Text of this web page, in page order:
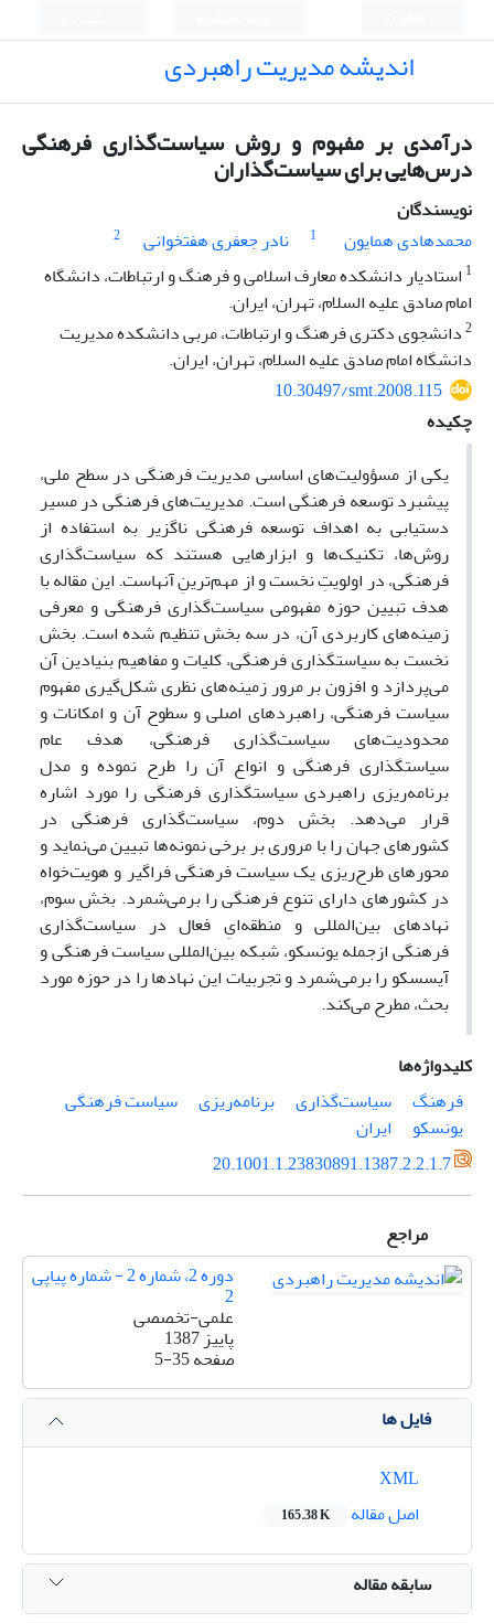
اندیشه مدیریت راهبردی
درآمدی بر مفهوم و روش سیاست‌گذاری فرهنگی
درس‌هایی برای سیاست‌گذاران
نویسندگان
محمدهادی همایون
1 نادر جعفری هفتخوانی
2
1 استادیار دانشکده معارف اسلامی و فرهنگ و ارتباطات، دانشگاه
امام صادق علیه السلام، تهران، ایران.
2دانشجوی دکتری فرهنگ و ارتباطات، مربی دانشکده مدیریت
دانشگاه امام صادق علیه السلام، تهران، ایران.
10.30497/smt.2008.115
چکیده
یکی از مسؤولیت‌های اساسی مدیریت فرهنگی در سطح ملی،
پیشبرد توسعه فرهنگی است. مدیریت‌های فرهنگی در مسیر
دستیابی به اهداف توسعه فرهنگی ناگزیر به استفاده از
روش‌ها، تکنیک‌ها و ابزارهایی هستند که سیاست‌گذاری
فرهنگی، در اولویتِ نخست و از مهم‌ترینِ آنهاست. این مقاله با
هدف تبیین حوزه مفهومی سیاست‌گذاری فرهنگی و معرفی
زمینه‌های کاربردی آن، در سه بخش تنظیم شده است. بخش
نخست به سیاستگذاری فرهنگی، کلیات و مفاهیم بنیادین آن
می‌پردازد و افزون بر مرور زمینه‌های نظری شکل‌گیری مفهوم
سیاست فرهنگی، راهبردهای اصلی و سطوح آن و امکانات و
محدودیت‌های سیاست‌گذاری فرهنگی، هدف عام
سیاستگذاری فرهنگی و انواع آن را طرح نموده و مدل
برنامه‌ریزی راهبردی سیاستگذاری فرهنگی را مورد اشاره
قرار می‌دهد. بخش دوم، سیاست‌گذاری فرهنگی در
کشورهای جهان را با مروری بر برخی نمونه‌ها تبیین می‌نماید و
محورهای طرح‌ریزی یک سیاست فرهنگی فراگیر و هویت‌خواه
در کشورهای دارای تنوع فرهنگی را برمی‌شمرد. بخش سوم،
نهادهای بین‌المللی و منطقه‌ایِ فعال در سیاست‌گذاری‌
فرهنگی ازجمله یونسکو، شبکه بین‌المللی سیاست فرهنگی و
آیسسکو را برمی‌شمرد و تجربیات این نهادها را در حوزه مورد
بحث، مطرح می‌کند.
کلیدواژه‌ها
فرهنگ
سیاست‌گذاری برنامه‌ریزی
سیاست فرهنگی
یونسکو
ایران
20.1001.1.23830891.1387.2.2.1.7
مراجع
دوره 2، شماره 2 - شماره پیاپی
2
علمی-تخصصی
پاییز 1387
صفحه5-35
فایل ها
اصل مقاله
165.38 K
سابقه مقاله